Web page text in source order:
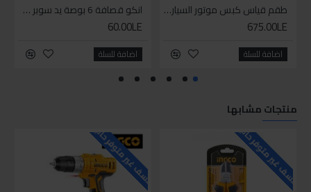
طقم قياس كبس موتور السياره 3 ق
675.00LE
اضافة للسلة
انكو قصافة 6 بوصة يد سوبر وان
60.00LE
اضافة للسلة
منتجات مشابها
للاسف غير متوفر حاليا للاسف غير متوفر حاليا